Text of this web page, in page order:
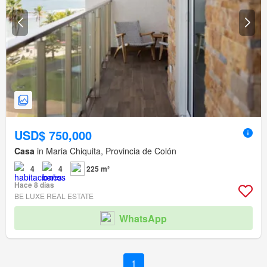
USD$ 750,000
Casa in Maria Chiquita, Provincia de Colón
4 4
225 m²
Hace 8 días
BE LUXE REAL ESTATE
WhatsApp
1